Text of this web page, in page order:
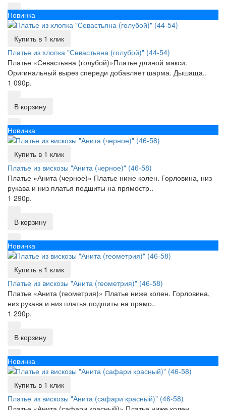
Новинка
Купить в 1 клик
Платье из хлопка "Севастьяна (голубой)" (44-54)
Платье «Севастьяна (голубой)»Платье длиной макси.
Оригинальный вырез спереди добавляет шарма. Дышаща..
1 090р.
В корзину
Новинка
Купить в 1 клик
Платье из вискозы "Анита (черное)" (46-58)
Платье «Анита (черное)» Платье ниже колен. Горловина, низ
рукава и низ платья подшиты на прямостр..
1 290р.
В корзину
Новинка
Купить в 1 клик
Платье из вискозы "Анита (геометрия)" (46-58)
Платье «Анита (геометрия)» Платье ниже колен. Горловина,
низ рукава и низ платья подшиты на прямо..
1 290р.
В корзину
Новинка
Купить в 1 клик
Платье из вискозы "Анита (сафари красный)" (46-58)